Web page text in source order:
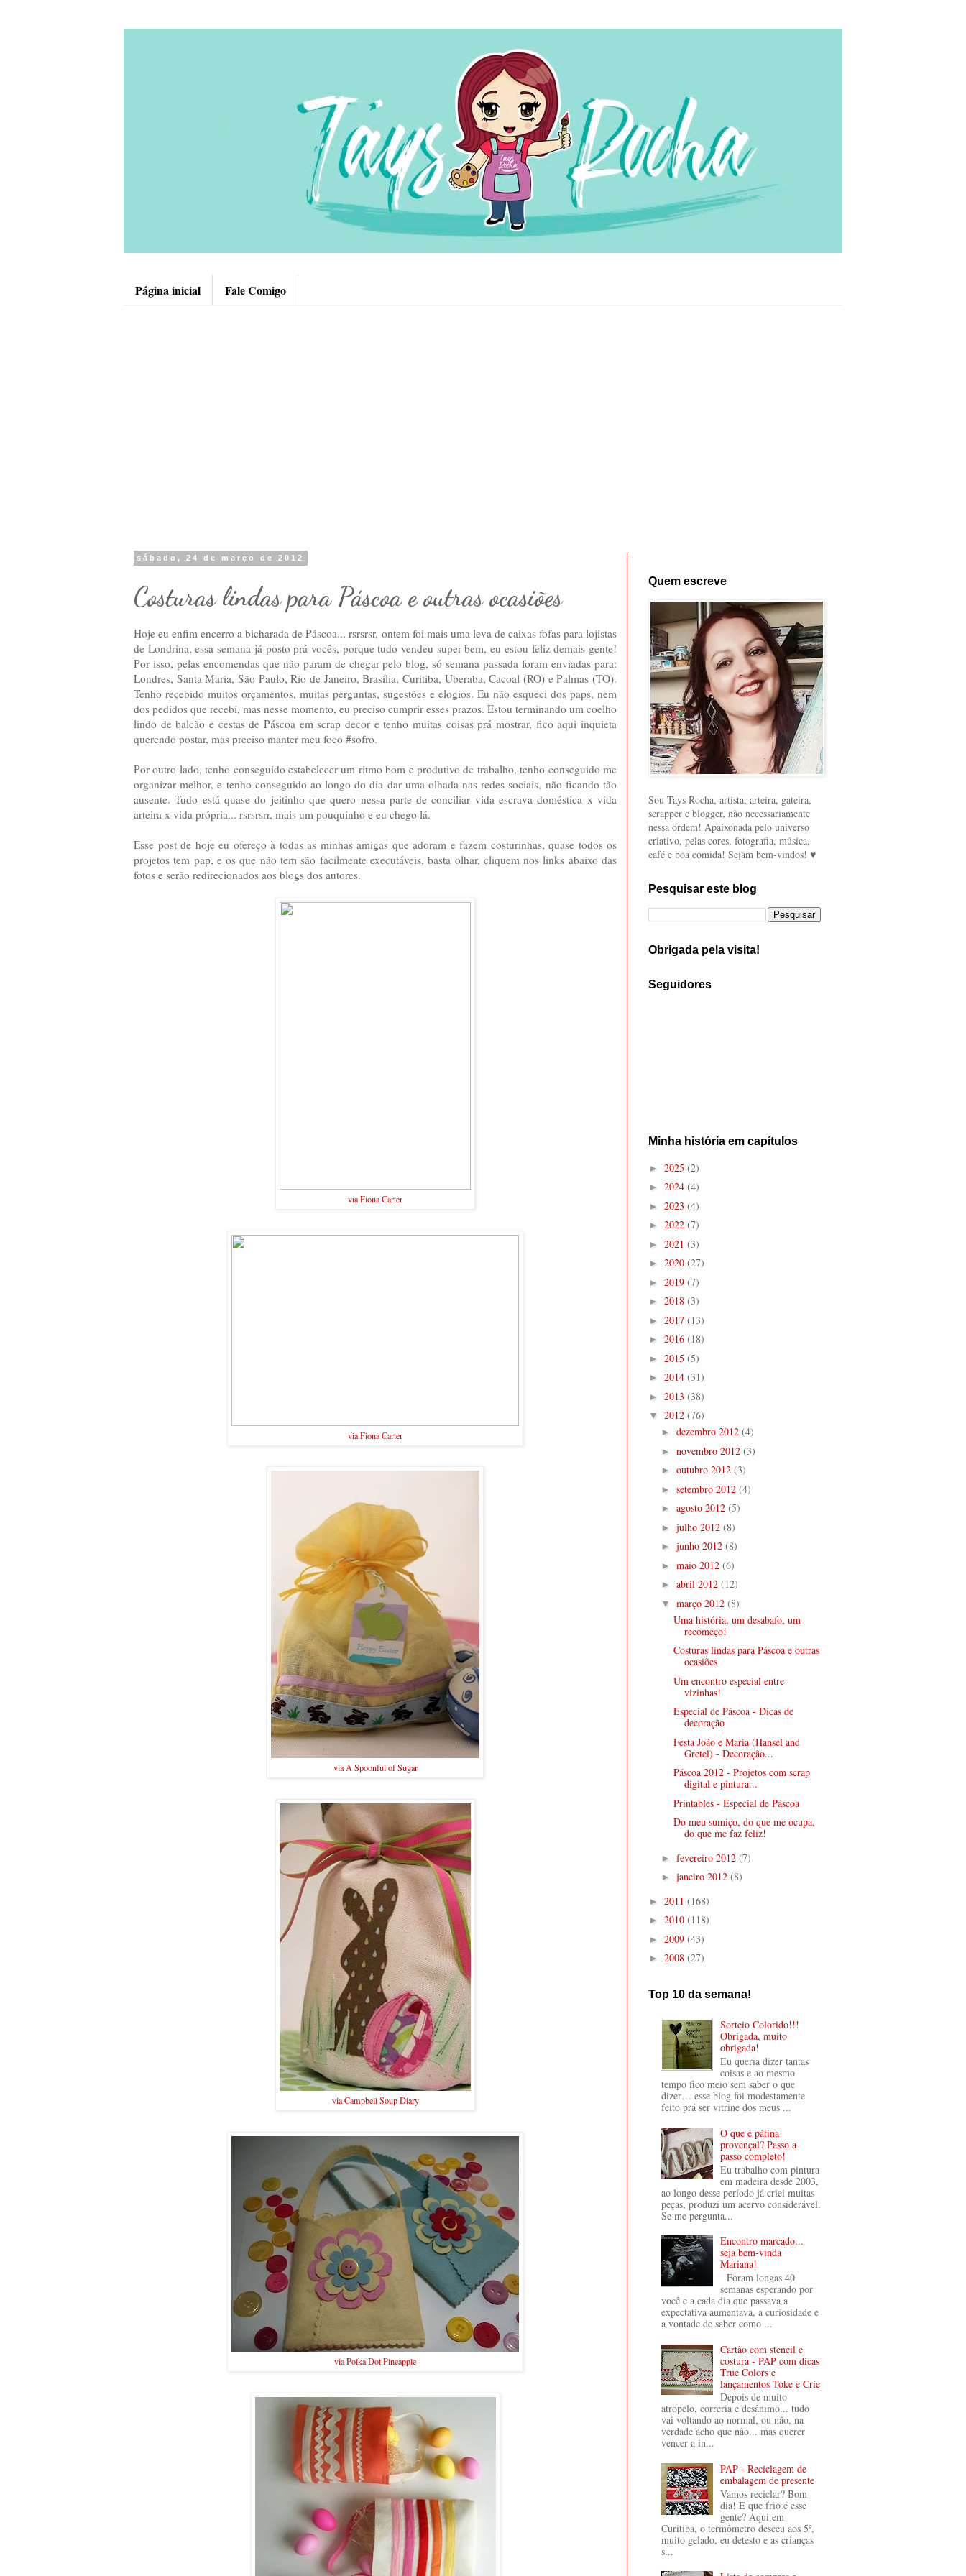
Página inicial Fale Comigo
sábado, 24 de março de 2012
Costuras lindas para Páscoa e outras ocasiões
Hoje eu enfim encerro a bicharada de Páscoa... rsrsrsr, ontem foi mais uma leva de caixas fofas para lojistas
de Londrina, essa semana já posto prá vocês, porque tudo vendeu super bem, eu estou feliz demais gente!
Por isso, pelas encomendas que não param de chegar pelo blog, só semana passada foram enviadas para:
Londres, Santa Maria, São Paulo, Rio de Janeiro, Brasília, Curitiba, Uberaba, Cacoal (RO) e Palmas (TO).
Tenho recebido muitos orçamentos, muitas perguntas, sugestões e elogios. Eu não esqueci dos paps, nem
dos pedidos que recebi, mas nesse momento, eu preciso cumprir esses prazos. Estou terminando um coelho
lindo de balcão e cestas de Páscoa em scrap decor e tenho muitas coisas prá mostrar, fico aqui inquieta
querendo postar, mas preciso manter meu foco #sofro.
Por outro lado, tenho conseguido estabelecer um ritmo bom e produtivo de trabalho, tenho conseguido me
organizar melhor, e tenho conseguido ao longo do dia dar uma olhada nas redes sociais, não ficando tão
ausente. Tudo está quase do jeitinho que quero nessa parte de conciliar vida escrava doméstica x vida
arteira x vida própria... rsrsrsrr, mais um pouquinho e eu chego lá.
Esse post de hoje eu ofereço à todas as minhas amigas que adoram e fazem costurinhas, quase todos os
projetos tem pap, e os que não tem são facilmente executáveis, basta olhar, cliquem nos links abaixo das
fotos e serão redirecionados aos blogs dos autores.
via Fiona Carter
via Fiona Carter
via A Spoonful of Sugar
via Campbell Soup Diary
via Polka Dot Pineapple
Quem escreve
Sou Tays Rocha, artista, arteira, gateira,
scrapper e blogger, não necessariamente
nessa ordem! Apaixonada pelo universo
criativo, pelas cores, fotografia, música,
café e boa comida! Sejam bem-vindos! ♥
Pesquisar este blog
Obrigada pela visita!
Seguidores
Minha história em capítulos
► 2025 (2)
► 2024 (4)
► 2023 (4)
► 2022 (7)
► 2021 (3)
► 2020 (27)
► 2019 (7)
► 2018 (3)
► 2017 (13)
► 2016 (18)
► 2015 (5)
► 2014 (31)
► 2013 (38)
▼ 2012 (76)
► dezembro 2012 (4)
► novembro 2012 (3)
► outubro 2012 (3)
► setembro 2012 (4)
► agosto 2012 (5)
► julho 2012 (8)
► junho 2012 (8)
► maio 2012 (6)
► abril 2012 (12)
▼ março 2012 (8)
Uma história, um desabafo, um
recomeço!
Costuras lindas para Páscoa e outras
ocasiões
Um encontro especial entre
vizinhas!
Especial de Páscoa - Dicas de
decoração
Festa João e Maria (Hansel and
Gretel) - Decoração...
Páscoa 2012 - Projetos com scrap
digital e pintura...
Printables - Especial de Páscoa
Do meu sumiço, do que me ocupa,
do que me faz feliz!
► fevereiro 2012 (7)
► janeiro 2012 (8)
► 2011 (168)
► 2010 (118)
► 2009 (43)
► 2008 (27)
Top 10 da semana!
Sorteio Colorido!!!
Obrigada, muito
obrigada!
Eu queria dizer tantas
coisas e ao mesmo
tempo fico meio sem saber o que
dizer… esse blog foi modestamente
feito prá ser vitrine dos meus ...
O que é pátina
provençal? Passo a
passo completo!
Eu trabalho com pintura
em madeira desde 2003,
ao longo desse período já criei muitas
peças, produzi um acervo considerável.
Se me pergunta...
Encontro marcado...
seja bem-vinda
Mariana!
Foram longas 40
semanas esperando por
você e a cada dia que passava a
expectativa aumentava, a curiosidade e
a vontade de saber como ...
Cartão com stencil e
costura - PAP com dicas
True Colors e
lançamentos Toke e Crie
Depois de muito
atropelo, correria e desânimo... tudo
vai voltando ao normal, ou não, na
verdade acho que não... mas querer
vencer a in...
PAP - Reciclagem de
embalagem de presente
Vamos reciclar? Bom
dia! E que frio é esse
gente? Aqui em
Curitiba, o termômetro desceu aos 5º,
muito gelado, eu detesto e as crianças
s...